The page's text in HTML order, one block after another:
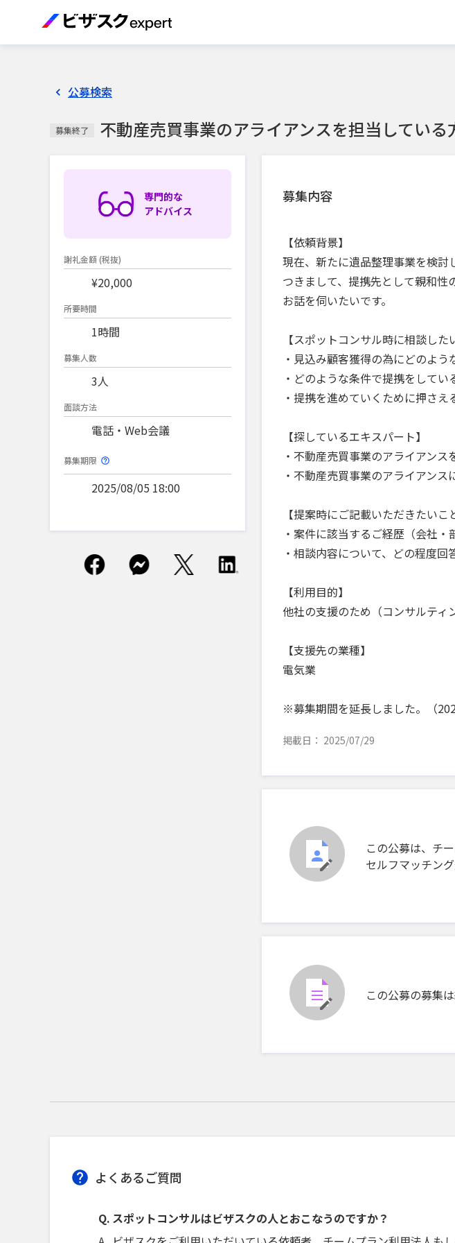
公募検索
募集終了 不動産売買事業のアライアンスを担当してい
専門的な
アドバイス
謝礼金額(税抜)
¥20,000
所要時間
1時間
募集人数
3人
面談方法
電話・Web会議
募集期限
2025/08/05 18:00
募集内容
【依頼背景】
現在、新たに遺品整理事業を検討
つきまして、提携先として親和
お話を伺いたいです。
【スポットコンサル時に相談した
・見込み顧客獲得の為にどのよ
・どのような条件で提携をしてい
・提携を進めていくために押さえ
【探しているエキスパート】
・不動産売買事業のアライアン
・不動産売買事業のアライアン
【提案時にご記載いただきたいこ
・案件に該当するご経歴（会社
・相談内容について、どの程度回
【利用目的】
他社の支援のため（コンサルティ
【支援先の業種】
電気業
※募集期間を延長しました。（
掲載日： 2025/07/29
この公募は、チ
セルフマッチン
この公募の募集
よくあるご質問
スポットコンサルはビザスクの人とおこなうのですか？